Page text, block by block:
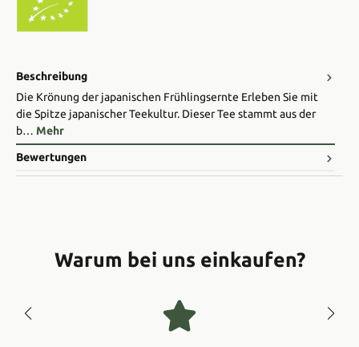
Beschreibung
Die Krönung der japanischen Frühlingsernte Erleben Sie mit
die Spitze japanischer Teekultur. Dieser Tee stammt aus der
b… Mehr
Bewertungen
Warum bei uns einkaufen?